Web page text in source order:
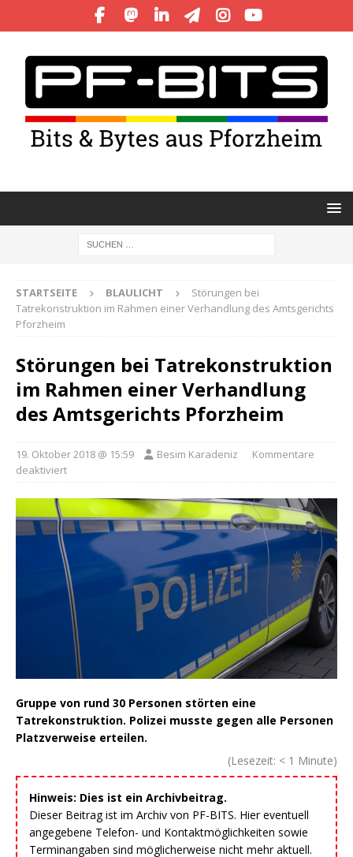
STARTSEITE BLAULICHT
Störungen bei
Tatrekonstruktion im Rahmen einer Verhandlung des Amtsgerichts
Pforzheim
Störungen bei Tatrekonstruktion
im Rahmen einer Verhandlung
des Amtsgerichts Pforzheim
19. Oktober 2018 @ 15:59 Besim Karadeniz
Kommentare
deaktiviert
Gruppe von rund 30 Personen störten eine
Tatrekonstruktion. Polizei musste gegen alle Personen
Platzverweise erteilen.
(Lesezeit: < 1 Minute)
Hinweis: Dies ist ein Archivbeitrag.
Dieser Beitrag ist im Archiv von PF-BITS. Hier eventuell
angegebene Telefon- und Kontaktmöglichkeiten sowie
Terminangaben sind möglicherweise nicht mehr aktuell.